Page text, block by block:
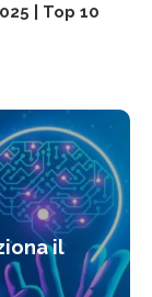
| Top 10
il